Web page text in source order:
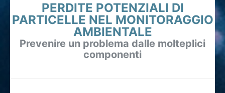
PERDITE POTENZIALI DI
PARTICELLE NEL MONITORAGGIO
AMBIENTALE
Prevenire un problema dalle molteplici
componenti